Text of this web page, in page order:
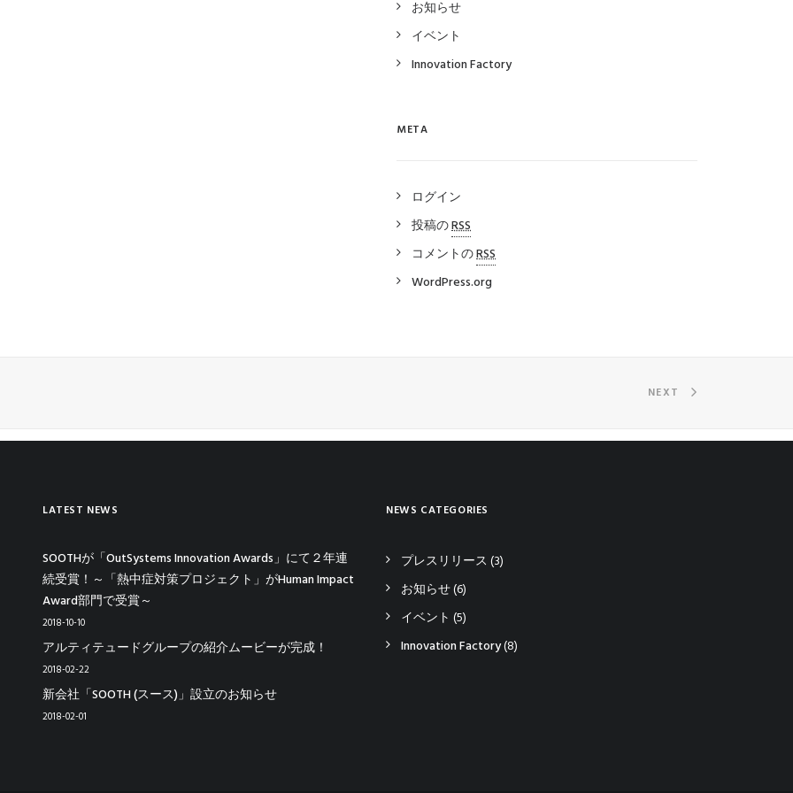
お知らせ
イベント
Innovation Factory
META
ログイン
投稿のRSS
コメントのRSS
WordPress.org
NEXT
LATEST NEWS
SOOTHが「OutSystems Innovation Awards」にて２年連
続受賞！～「熱中症対策プロジェクト」がHuman Impact
Award部門で受賞～
2018-10-10
アルティテュードグループの紹介ムービーが完成！
2018-02-22
新会社「SOOTH (スース)」設立のお知らせ
2018-02-01
NEWS CATEGORIES
プレスリリース (3)
お知らせ(6)
イベント (5)
Innovation Factory(8)